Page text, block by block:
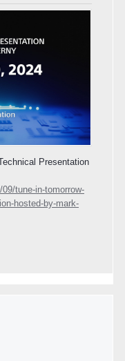
Presentation
tune-in-tomorrow-
hosted-by-mark-